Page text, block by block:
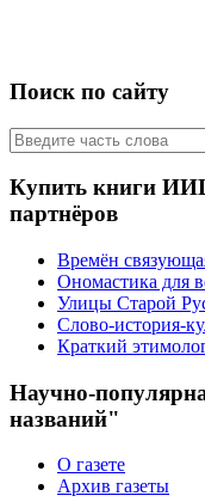
Поиск по сайту
Купить книги
партнёров
Времён
Ономастика для
Улицы Старой
Слово-история-
Краткий
Научно-
названий"
О газете
Архив газеты